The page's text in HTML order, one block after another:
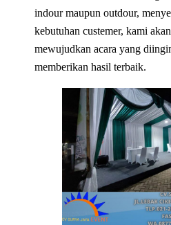
indour maupun outdour,
kebutuhan custemer, kami
mewujudkan acara yang
memberikan hasil terbaik.